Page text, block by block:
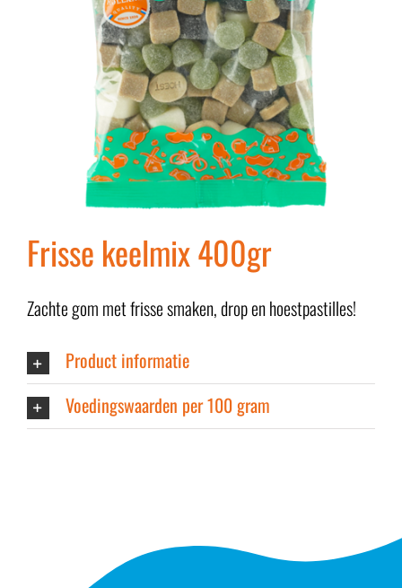
Frisse keelmix 400gr
Zachte gom met frisse smaken, drop en hoestpastilles!
Product informatie
Voedingswaarden per 100 gram